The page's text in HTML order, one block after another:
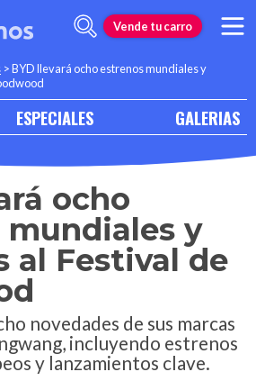
Vende tu carro
>BYD llevará ocho estrenos mundiales y
ESPECIALES GALERIAS
ocho
mundiales y
al Festival de
novedades de sus marcas
incluyendo estrenos
y lanzamientos clave.